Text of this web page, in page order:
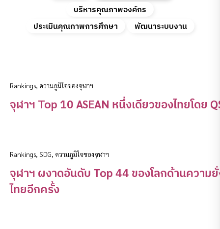
บริหารคุณภาพองค์กร
ประเมินคุณภาพการศึกษา
พัฒนาระบบงาน
Rankings, ความภูมิใจของจุฬาฯ
จุฬาฯ Top 10 ASEAN หนึ่งเดียวของไทยโดย
Rankings, SDG, ความภูมิใจของจุฬาฯ
จุฬาฯ ผงาดอันดับ Top 44 ของโลกด้านความ
ไทยอีกครั้ง